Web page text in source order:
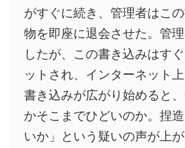
がすぐに続き、管理者はこ
物を即座に退会させた。管
したが、この書き込みはす
ットされ、インターネット
書き込みが広がり始めると
かそこまでひどいのか。捏
いか」という疑いの声が上